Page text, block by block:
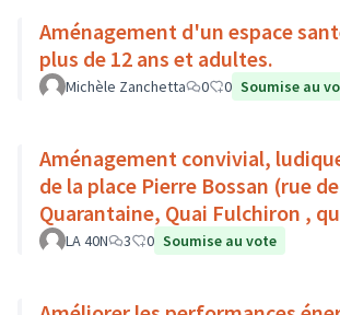
Aménagement d'un espace
plus de 12 ans et adultes.
Michèle Zanchetta 0 0 Soumise au
Aménagement convivial,
de la place Pierre Bossan (rue
Quarantaine, Quai Fulchiron ,
étroits, Montée de Chouans)
LA 40N 3 0 Soumise au vote